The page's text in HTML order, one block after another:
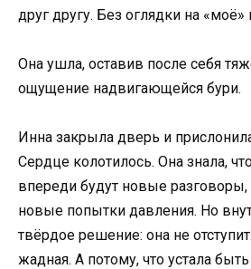
друг другу. Без оглядки на «моё»
Она ушла, оставив после себя
ощущение надвигающейся бури.
Инна закрыла дверь и
Сердце колотилось. Она знала,
впереди будут новые
новые попытки давления. Но
твёрдое решение: она не
жадная. А потому, что устала